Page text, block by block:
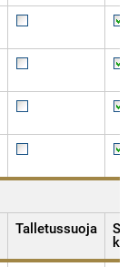
Talletussuoja